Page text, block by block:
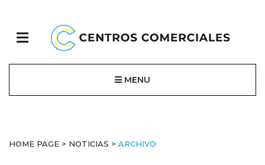
MENU
HOME PAGE > NOTICIAS > ARCHIVO